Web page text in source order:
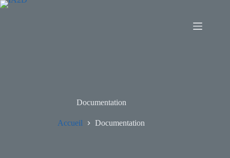
Documentation
Accueil Documentation